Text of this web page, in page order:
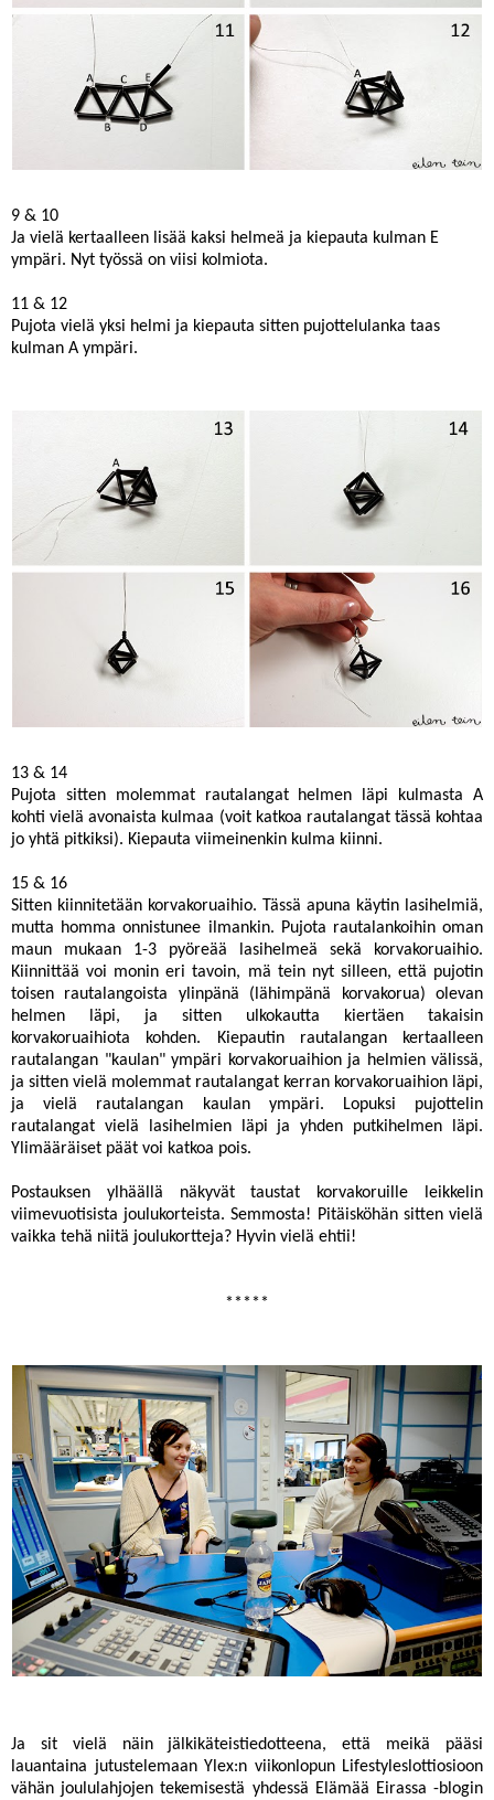
9 & 10
Ja vielä kertaalleen lisää kaksi helmeä ja kiepauta kulman E
ympäri. Nyt työssä on viisi kolmiota.
11 & 12
Pujota vielä yksi helmi ja kiepauta sitten pujottelulanka taas
kulman A ympäri.
13 & 14
Pujota sitten molemmat rautalangat helmen läpi kulmasta A
kohti vielä avonaista kulmaa (voit katkoa rautalangat tässä kohtaa
jo yhtä pitkiksi). Kiepauta viimeinenkin kulma kiinni.
15 & 16
Sitten kiinnitetään korvakoruaihio. Tässä apuna käytin lasihelmiä,
mutta homma onnistunee ilmankin. Pujota rautalankoihin oman
maun mukaan 1-3 pyöreää lasihelmeä sekä korvakoruaihio.
Kiinnittää voi monin eri tavoin, mä tein nyt silleen, että pujotin
toisen rautalangoista ylinpänä (lähimpänä korvakorua) olevan
helmen läpi, ja sitten ulkokautta kiertäen takaisin
korvakoruaihiota kohden. Kiepautin rautalangan kertaalleen
rautalangan "kaulan" ympäri korvakoruaihion ja helmien välissä,
ja sitten vielä molemmat rautalangat kerran korvakoruaihion läpi,
ja vielä rautalangan kaulan ympäri. Lopuksi pujottelin
rautalangat vielä lasihelmien läpi ja yhden putkihelmen läpi.
Ylimääräiset päät voi katkoa pois.
Postauksen ylhäällä näkyvät taustat korvakoruille leikkelin
viimevuotisista joulukorteista. Semmosta! Pitäisköhän sitten vielä
vaikka tehä niitä joulukortteja? Hyvin vielä ehtii!
*****
Ja sit vielä näin jälkikäteistiedotteena, että meikä pääsi
lauantaina jutustelemaan Ylex:n viikonlopun Lifestyleslottiosioon
vähän joululahjojen tekemisestä yhdessä Elämää Eirassa -blogin